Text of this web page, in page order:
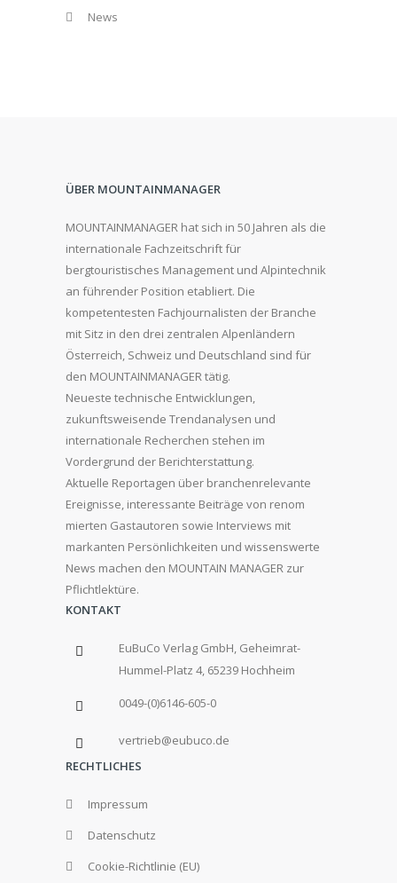
News
ÜBER MOUNTAINMANAGER
MOUNTAINMANAGER hat sich in 50 Jahren als die
internationale Fachzeitschrift für
bergtouristisches Management und Alpintechnik
an führender Position etabliert. Die
kompetentesten Fachjournalisten der Branche
mit Sitz in den drei zentralen Alpenländern
Österreich, Schweiz und Deutschland sind für
den MOUNTAINMANAGER tätig.
Neueste technische Entwicklungen,
zukunftsweisende Trendanalysen und
internationale Recherchen stehen im
Vordergrund der Berichterstattung.
Aktuelle Reportagen über branchenrelevante
Ereignisse, interessante Beiträge von renom
mierten Gastautoren sowie Interviews mit
markanten Persönlichkeiten und wissenswerte
News machen den MOUNTAIN MANAGER zur
Pflichtlektüre.
KONTAKT
EuBuCo Verlag GmbH, Geheimrat-
Hummel-Platz 4, 65239 Hochheim
0049-(0)6146-605-0
vertrieb@eubuco.de
RECHTLICHES
Impressum
Datenschutz
Cookie-Richtlinie (EU)